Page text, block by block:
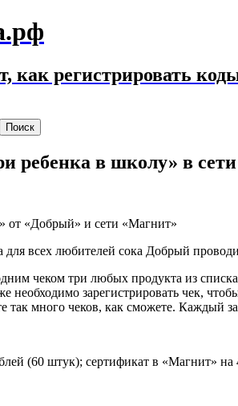
как регистрировать
ребенка в школу» в
для всех любителей сока Добрый
чеком три любых продукта из
необходимо зарегистрировать чек,
так много чеков, как сможете. Каждый
(60 штук); сертификат в «Магнит» на